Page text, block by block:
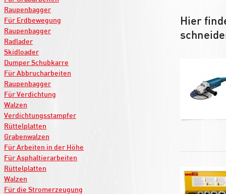
Raupenbagger
Für Erdbewegung
Raupenbagger
Radlader
Skidloader
Dumper Schubkarre
Für Abbrucharbeiten
Raupenbagger
Für Verdichtung
Walzen
Verdichtungsstampfer
Rüttelplatten
Grabenwalzen
Für Arbeiten in der Höhe
Für Asphaltierarbeiten
Rüttelplatten
Walzen
Für die Stromerzeugung
Hier